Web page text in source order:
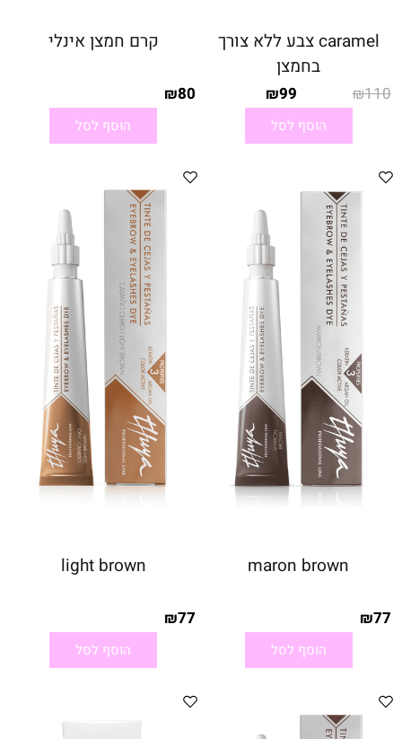
caramel צבע ללא צורך
בחמצן
₪110
₪99
הוסף לסל
קרם חמצן אינלי
₪80
הוסף לסל
maron brown
₪77
הוסף לסל
light brown
₪77
הוסף לסל